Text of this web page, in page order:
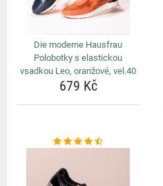
Die moderne Hausfrau
Polobotky s elastickou
vsadkou Leo, oranžové, vel.40
679 Kč